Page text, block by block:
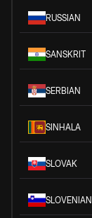
RUSSIAN
SANSKRIT
SERBIAN
SINHALA
SLOVAK
SLOVENIAN